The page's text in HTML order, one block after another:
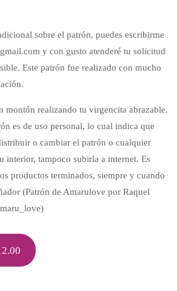
sobre el patrón, puedes escribirme
y con gusto atenderé tu solicitud
Este patrón fue realizado con mucho
montón realizando tu virgencita abrazable.
es de uso personal, lo cual indica que
o cambiar el patrón o cualquier
interior, tampoco subirla a internet. Es
productos terminados, siempre y cuando
(Patrón de Amarulove por Raquel